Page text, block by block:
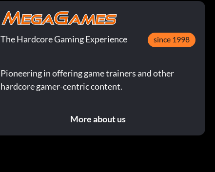
The Hardcore Gaming Experience since 1998
Pioneering in offering game trainers and other
hardcore gamer-centric content.
More about us